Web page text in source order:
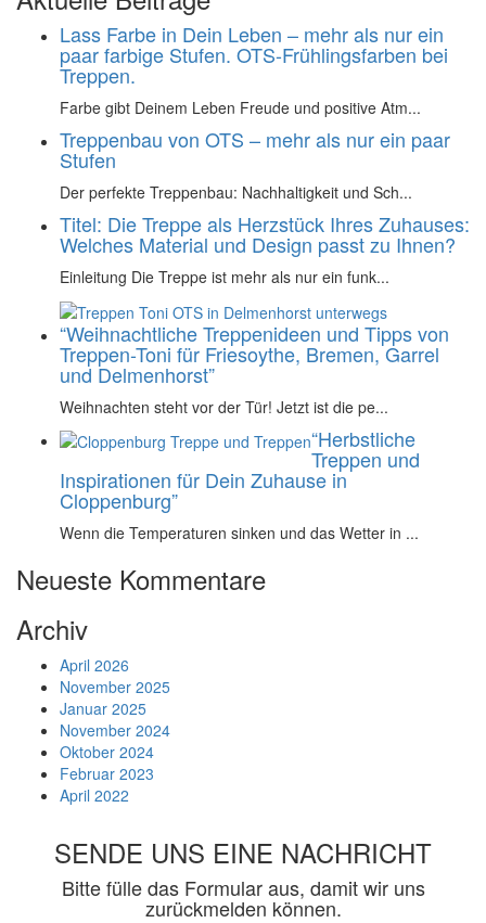
Lass Farbe in Dein Leben – mehr als nur ein
paar farbige Stufen. OTS-Frühlingsfarben bei
Treppen.
Farbe gibt Deinem Leben Freude und positive Atm...
Treppenbau von OTS – mehr als nur ein paar
Stufen
Der perfekte Treppenbau: Nachhaltigkeit und Sch...
Titel: Die Treppe als Herzstück Ihres Zuhauses:
Welches Material und Design passt zu Ihnen?
Einleitung Die Treppe ist mehr als nur ein funk...
“Weihnachtliche Treppenideen und Tipps von
Treppen-Toni für Friesoythe, Bremen, Garrel
und Delmenhorst”
Weihnachten steht vor der Tür! Jetzt ist die pe...
“Herbstliche
Treppen und
Inspirationen für Dein Zuhause in
Cloppenburg”
Wenn die Temperaturen sinken und das Wetter in ...
Neueste Kommentare
Archiv
April 2026
November 2025
Januar 2025
November 2024
Oktober 2024
Februar 2023
April 2022
SENDE UNS EINE NACHRICHT
Bitte fülle das Formular aus, damit wir uns
zurückmelden können.